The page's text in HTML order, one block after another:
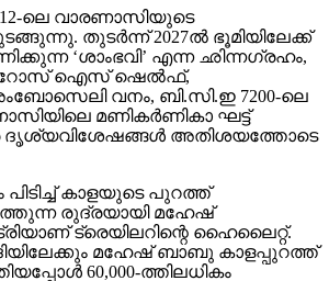
ലെ വാരണാസിയുടെ
തുടര്‍ന്ന് 2027ല്‍ ഭൂമിയിലേക്ക്
‘ശാംഭവി’ എന്ന ഛിന്നഗ്രഹം,
റോസ് ഐസ് ഷെല്‍ഫ്,
വനം, ബി.സി.ഇ 7200-ലെ
മണികര്‍ണികാ ഘട്ട്
ദൃശ്യവിശേഷങ്ങള്‍ അതിശയത്തോടെ
കാളയുടെ പുറത്ത്
രുദ്രയായി മഹേഷ്
ട്രെയിലറിന്റെ ഹൈലൈറ്റ്.
മഹേഷ് ബാബു കാളപ്പുറത്ത്
60,000-ത്തിലധികം